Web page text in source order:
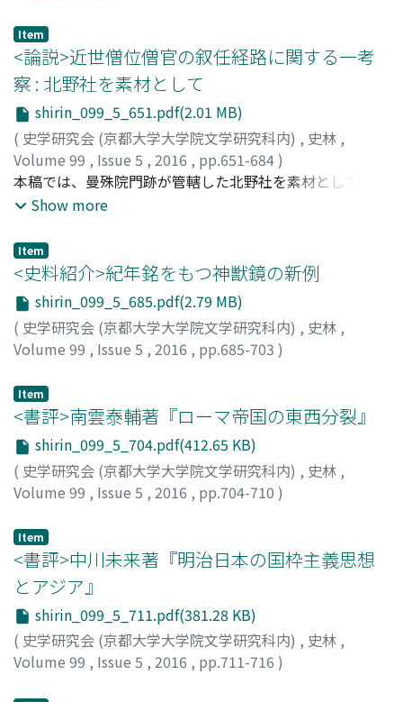
郡図経続記』はその隠棲期間の末期に蘇州知事の晏知止の
依頼をうけて撰述し、その後任の章[ゴ]に提出した作品で
ある。朱家の蔵書と彼自身の収集した古記録を資料とし、
大中祥符中に編纂された全国総志、『大中祥符諸州図経』
の一部『蘇州図経』の後を継ぎ、その遺欠を補うかたちで
著された。史料批判を通じて前史の誤謬を正し、北宋盛時
の蘇州の姿を的確簡明に再現している。南宋期に著された
范成大『呉郡志』は朱長文が『呉郡図経続記』に整理した
類目構成を基礎にして発展的に再編成されたものである。
る「地方志」への転換点に位置づけられている。また彼が
別冊として編集した「呉門総集」は後代の地方志資料集の
先駆となった。
Item
<論説>近世僧位僧官の叙任経路に関する一考
察 : 北野社を素材として
shirin_099_5_651.pdf(2.01 MB)
( 史学研究会 (京都大学大学院文学研究科内) , 史林 ,
Volume 99 , Issue 5 , 2016 , pp.651-684)
石津, 裕之 ISHIZU, Hiroyuki; イシヅ, ヒロユキ
本稿では、曼殊院門跡が管轄した北野社を素材として、被
叙任者・門跡・朝廷の三者の動向から浮かび上がる叙任経
路に関する先行研究の妥当性を検証した。具体的には、北
野社の叙任経路が如何なるものであったかを分析するとい
う手法を採りつつ、安永年間の官位をめぐる動き(安永一
件) の全貌解明に取り組んだ。その結果、叙任経路をめぐ
っては、叙任主体を変更するか否かという次元で問題化す
る場合があり、三者の動向がせめぎ合う中で変更の是非が
理解から漏れる叙任経路の存在を指摘した。また、北野社
は神社伝奏と関係を有する神社であったことに鑑み、如上
の分析結果を踏まえつつ、同社における神杜伝奏の問題に
も論及し、従来は指摘されてこなかった僧俗の官位を区別
しない神社伝奏の実態を明らかにした。
Show more
Item
<史料紹介>紀年銘をもつ神獣鏡の新例
shirin_099_5_685.pdf(2.79 MB)
( 史学研究会 (京都大学大学院文学研究科内) , 史林 ,
Volume 99 , Issue 5 , 2016 , pp.685-703 )
Item
<書評>南雲泰輔著『ローマ帝国の東西分裂』
shirin_099_5_704.pdf(412.65 KB)
( 史学研究会 (京都大学大学院文学研究科内) , 史林 ,
Volume 99 , Issue 5 , 2016 , pp.704-710 )
Item
<書評>中川未来著『明治日本の国枠主義思想
とアジア』
shirin_099_5_711.pdf(381.28 KB)
( 史学研究会 (京都大学大学院文学研究科内) , 史林 ,
Volume 99 , Issue 5 , 2016 , pp.711-716 )